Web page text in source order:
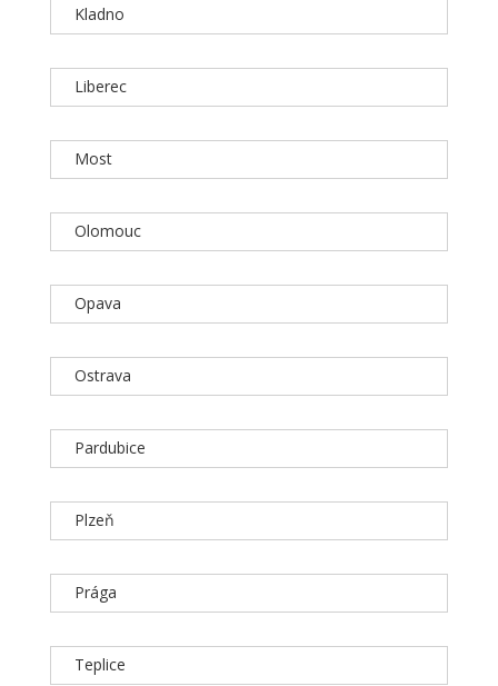
Kladno
Liberec
Most
Olomouc
Opava
Ostrava
Pardubice
Plzeň
Prága
Teplice